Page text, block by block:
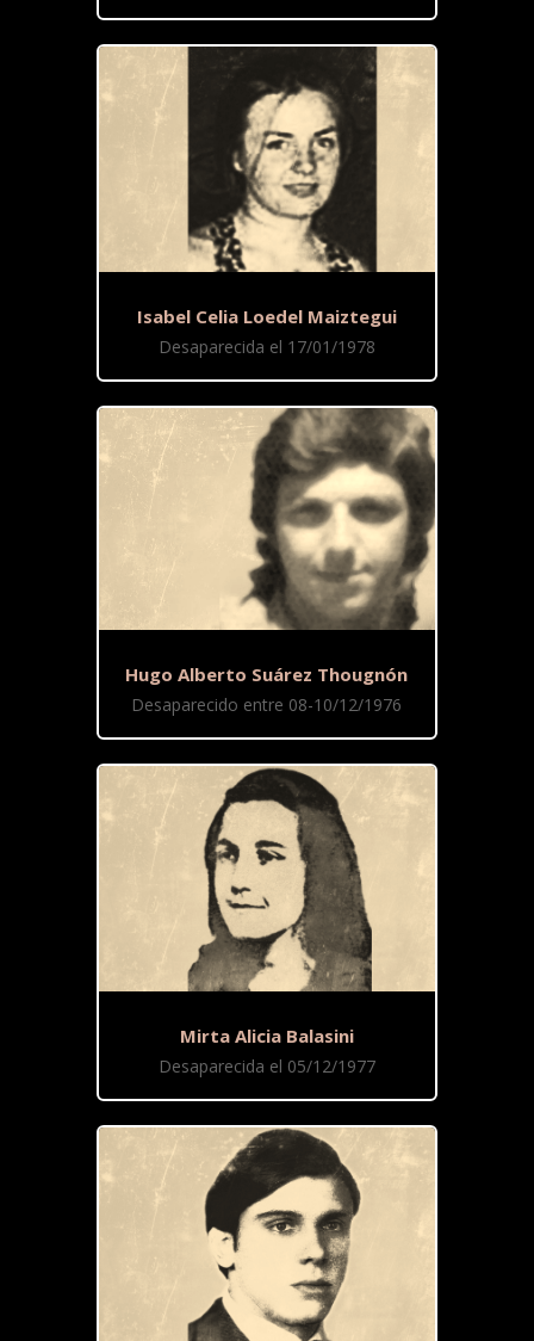
Isabel Celia Loedel Maiztegui
Desaparecida el 17/01/1978
Hugo Alberto Suárez Thougnón
Desaparecido entre 08-10/12/1976
Mirta Alicia Balasini
Desaparecida el 05/12/1977